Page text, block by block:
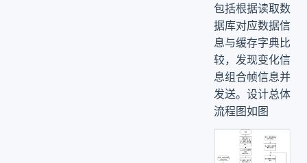
包括根据读取数
据库对应数据信
息与缓存字典比
较，发现变化信
息组合帧信息并
发送。设计总体
流程图如图